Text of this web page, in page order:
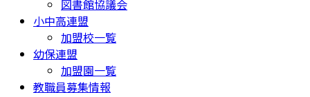
図書館協議会
小中高連盟
加盟校一覧
幼保連盟
加盟園一覧
教職員募集情報